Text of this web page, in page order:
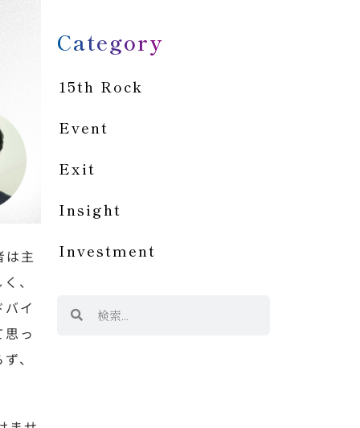
は主
、
イ
っ
、
Category
15th Rock
Event
Exit
Insight
Investment